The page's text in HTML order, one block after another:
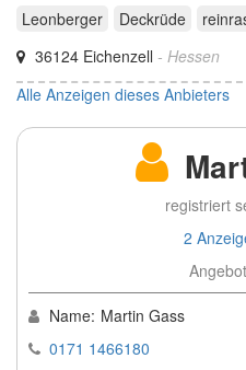
Leonberger
Deckrüde
36124 Eichenzell - Hessen
Alle Anzeigen dieses Anbieters
registriert
2
Name: Martin Gass
0171 1466180